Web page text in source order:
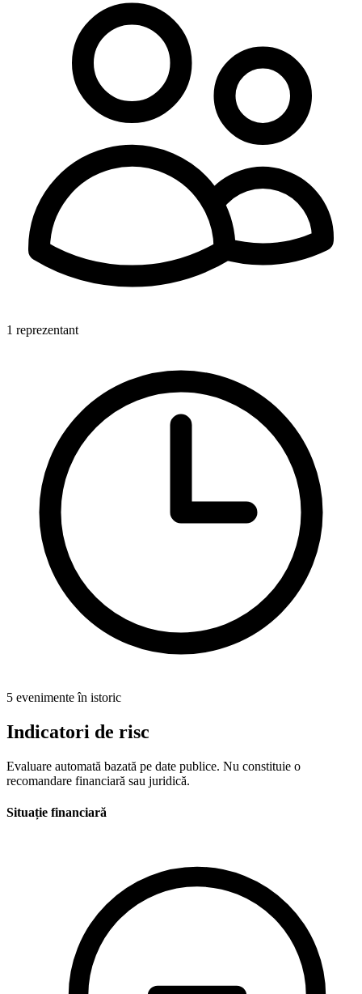
1 reprezentant
5 evenimente în istoric
Indicatori de risc
Evaluare automată bazată pe date publice. Nu constituie o
recomandare financiară sau juridică.
Situație financiară